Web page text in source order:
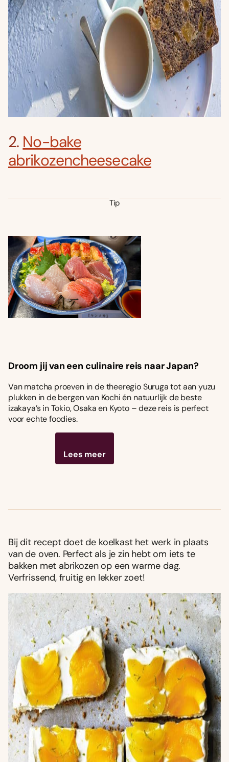
2. No-bake
abrikozencheesecake
Tip
Droom jij van een culinaire reis naar Japan?
Van matcha proeven in de theeregio Suruga tot aan yuzu
plukken in de bergen van Kochi én natuurlijk de beste
izakaya’s in Tokio, Osaka en Kyoto – deze reis is perfect
voor echte foodies.
Lees meer
Bij dit recept doet de koelkast het werk in plaats
van de oven. Perfect als je zin hebt om iets te
bakken met abrikozen op een warme dag.
Verfrissend, fruitig en lekker zoet!